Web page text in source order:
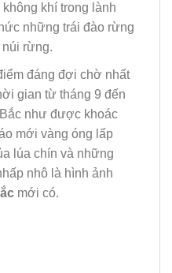
khí trong lành
những trái đào rừng
núi rừng.
đáng đợi chờ nhất
gian từ tháng 9 đến
như được khoác
mới vàng óng lấp
lúa chín và những
nhô là hình ảnh
mới có.